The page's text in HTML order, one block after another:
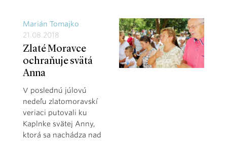
Marián Tomajko
21.08.2018
Zlaté Moravce
ochraňuje svätá
Anna
V poslednú júlovú
nedeľu zlatomoravskí
veriaci putovali ku
Kaplnke svätej Anny,
ktorá sa nachádza nad